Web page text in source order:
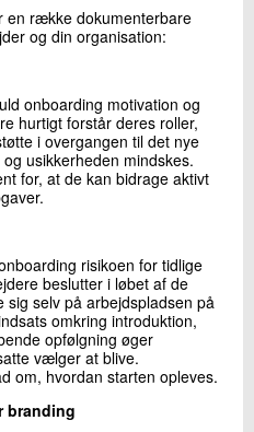
en række dokumenterbare
og din organisation:
onboarding motivation og
hurtigt forstår deres roller,
i overgangen til det nye
usikkerheden mindskes.
for, at de kan bidrage aktivt
risikoen for tidlige
beslutter i løbet af de
sig selv på arbejdspladsen på
omkring introduktion,
opfølgning øger
vælger at blive.
om, hvordan starten opleves.
branding